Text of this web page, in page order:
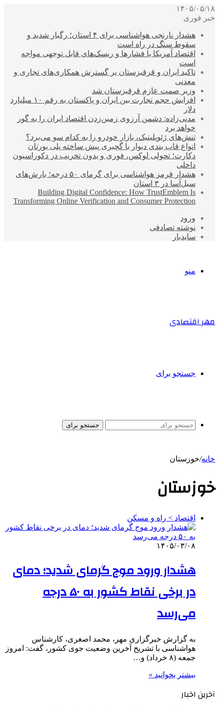
۱۴۰۵/۰۵/۱۸
خبر فوری
هشدار نارنجی هواشناسی برای ۴ استان؛ رگبار شدید و
سقوط سنگ در راه است
اقتصاد آمریکا با فشارها و ریسک‌های قابل توجهی مواجه
است
تاکید ایران و قرقیزستان بر گسترش همکاری‌های تجاری و
معدنی
وزیر صمت عازم قرقیزستان شد
افزایش حجم تجارت بین ایران و پاکستان به رقم ۱۰ میلیارد
دلار
مدنی‌زاده: دشمن آرزوی زمین‌زدن اقتصاد ایران را به گور
خواهد برد
تنش‌های ژئوپلیتیک، بازار خودرو را به کدام سو می‌برد؟
انواع قاب بندی دیوار با گچبری پیش ساخته پلی یورتان
دکارت؛ تحولی لوکس، فوری و بدون تخریب در دکوراسیون
داخلی
هشدار قرمز هواشناسی برای گرمای ۵۰ درجه؛ بارش‌های
سیل‌آسا در ۳ استان
Building Digital Confidence: How TrustEmblem Is
Transforming Online Verification and Consumer Protection
ورود
نوشته تصادفی
سایدبار
منو
مهر اقتصادی
جستجو برای
جستجو برای
خانه/خوزستان
خوزستان
اقتصاد > راه و مسکن
۱۴۰۵/۰۳/۰۸
هشدار ورود موج گرمای شدید؛ دمای
در برخی نقاط کشور به ۵۰ درجه
می‌رسد
به گزارش خبرگزاری مهر، محمد اصغری، کارشناس
هواشناسی با تشریح آخرین وضعیت جوی کشور، گفت: امروز
جمعه (۸ خرداد) و…
بیشتر بخوانید »
آخرین اخبار